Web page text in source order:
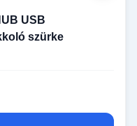
USB
szürke